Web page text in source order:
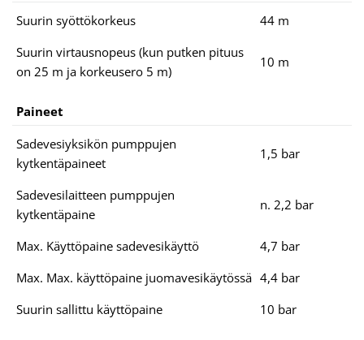
Suurin syöttökorkeus
44 m
Suurin virtausnopeus (kun putken pituus
on 25 m ja korkeusero 5 m)
10 m
Paineet
Sadevesiyksikön pumppujen
kytkentäpaineet
1,5 bar
Sadevesilaitteen pumppujen
kytkentäpaine
n. 2,2 bar
Max. Käyttöpaine sadevesikäyttö
4,7 bar
Max. Max. käyttöpaine juomavesikäytössä 4,4 bar
Suurin sallittu käyttöpaine
10 bar